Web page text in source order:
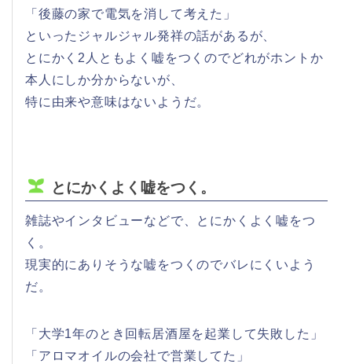
「後藤の家で電気を消して考えた」
といったジャルジャル発祥の話があるが、
とにかく2人ともよく嘘をつくのでどれがホントか
本人にしか分からないが、
特に由来や意味はないようだ。
とにかくよく嘘をつく。
雑誌やインタビューなどで、とにかくよく嘘をつ
く。
現実的にありそうな嘘をつくのでバレにくいよう
だ。
「大学1年のとき回転居酒屋を起業して失敗した」
「アロマオイルの会社で営業してた」